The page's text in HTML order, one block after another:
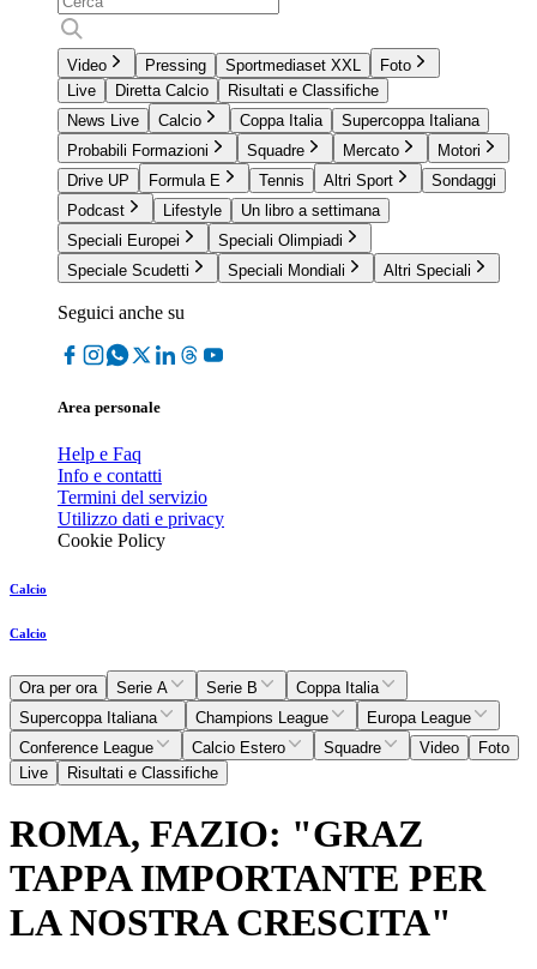
Video Pressing Sportmediaset XXL
Foto
Live
Diretta Calcio
Risultati e Classifiche
News Live
Calcio Coppa Italia
Supercoppa Italiana
Probabili Formazioni
Squadre Mercato
Motori
Drive UP
Formula E Tennis Altri Sport
Sondaggi
Podcast
Lifestyle
Un libro a settimana
Speciali Europei
Speciali Olimpiadi
Speciale Scudetti
Speciali Mondiali Altri Speciali
Seguici anche su
Area personale
Help e Faq
Info e contatti
Termini del servizio
Utilizzo dati e privacy
Cookie Policy
Calcio
Calcio
Ora per ora Serie A Serie B
Coppa Italia
Supercoppa Italiana
Champions League
Europa League
Conference League
Calcio Estero Squadre Video
Foto
Live
Risultati e Classifiche
ROMA, FAZIO: "GRAZ
TAPPA IMPORTANTE PER
LA NOSTRA CRESCITA"